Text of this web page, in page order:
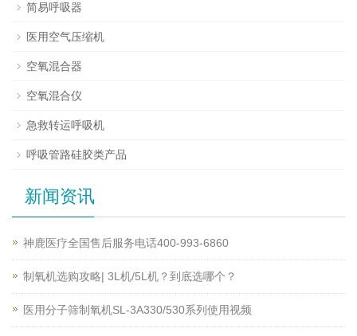
简易呼吸器
医用空气压缩机
空氧混合器
空氧混合仪
急救转运呼吸机
呼吸管路硅胶类产品
新闻资讯
神鹿医疗全国售后服务电话400-993-6860
制氧机选购攻略| 3L机/5L机？到底选哪个？
医用分子筛制氧机SL-3A330/530系列使用视频